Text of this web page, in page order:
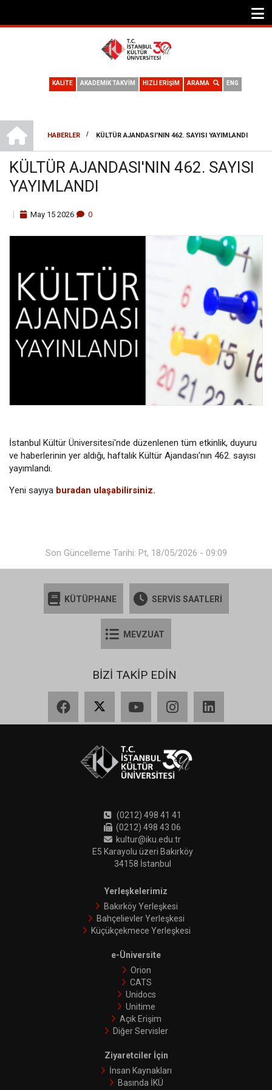
ENG
ARAMA
HIZLI ERİŞİM
AKADEMİK TAKVİM
KALİTE
SAYFA
YOLU
HABERLER
/ KÜLTÜR AJANDASI'NIN 462. SAYISI YAYIMLANDI
KÜLTÜR AJANDASI'NIN 462. SAYISI
YAYIMLANDI
May 15 2026 0
İstanbul Kültür Üniversitesi'nde düzenlenen tüm etkinlik, duyuru
ve haberlerinin yer aldığı, haftalık Kültür Ajandası'nın 462. sayısı
yayımlandı.
Yeni sayıya buradan ulaşabilirsiniz.
Son Güncelleme Tarihi: Pt, 18/05/2026 - 09:09
KÜTÜPHANE SERVİS SAATLERİ
MEVZUAT
BİZİ TAKİP EDİN
(0212) 498 41 41
(0212) 498 43 06
kultur@iku.edu.tr
E5 Karayolu üzeri Bakırköy
34158 İstanbul
Yerleşkelerimiz
Bakırköy Yerleşkesi
Bahçelievler Yerleşkesi
Küçükçekmece Yerleşkesi
e-Üniversite
Orion
CATS
Unidocs
Unitime
Açık Erişim
Diğer Servisler
Ziyaretciler İçin
İnsan Kaynakları
Basında İKÜ